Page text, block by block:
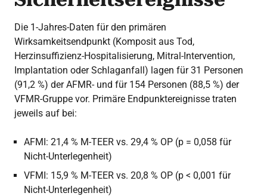
Die 1-Jahres-Daten für den primären
Wirksamkeitsendpunkt (Komposit aus Tod,
Herzinsuffizienz-Hospitalisierung, Mitral-Intervention,
Implantation oder Schlaganfall) lagen für 31 Personen
(91,2 %) der AFMR- und für 154 Personen (88,5 %) der
VFMR-Gruppe vor. Primäre Endpunktereignisse traten
jeweils auf bei:
AFMI: 21,4 % M-TEER vs. 29,4 % OP (p = 0,058 für
Nicht-Unterlegenheit)
VFMI: 15,9 % M-TEER vs. 20,8 % OP (p < 0,001 für
Nicht-Unterlegenheit)